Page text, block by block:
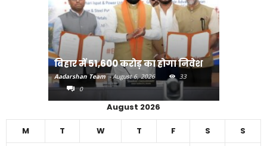
बिहार में 51,600 करोड़ का होगा निवेश
Aadarshan Team - August 6, 2026
33
0
August 2026
M T W T F S S